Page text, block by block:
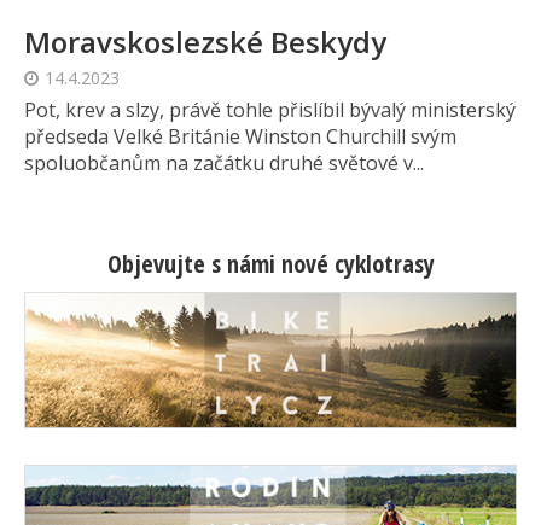
Moravskoslezské Beskydy
14.4.2023
Pot, krev a slzy, právě tohle přislíbil bývalý ministerský
předseda Velké Británie Winston Churchill svým
spoluobčanům na začátku druhé světové v...
Objevujte s námi nové cyklotrasy